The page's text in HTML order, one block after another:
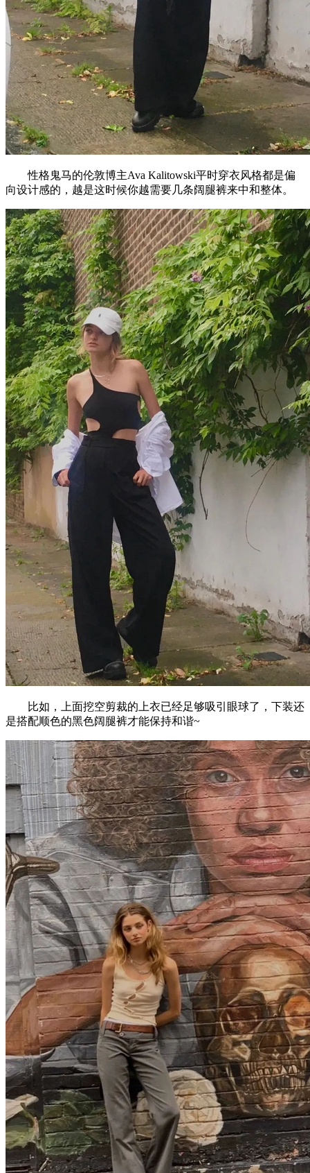
性格鬼马的伦敦博主Ava Kalitowski平时穿衣风格都是偏
向设计感的，越是这时候你越需要几条阔腿裤来中和整体。
比如，上面挖空剪裁的上衣已经足够吸引眼球了，下装还
是搭配顺色的黑色阔腿裤才能保持和谐~